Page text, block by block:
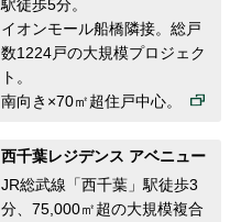
駅徒歩5分。
イオンモール船橋隣接。総戸
数1224戸の大規模プロジェク
ト。
南向き×70㎡超住戸中心。
西千葉レジデンス アベニュー
JR総武線「西千葉」駅徒歩3
分、75,000㎡超の大規模複合